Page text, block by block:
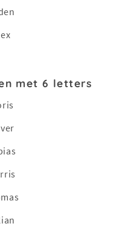
met 6 letters